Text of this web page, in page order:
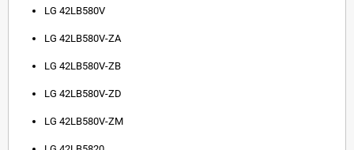
LG 42LB580V
LG 42LB580V-ZA
LG 42LB580V-ZB
LG 42LB580V-ZD
LG 42LB580V-ZM